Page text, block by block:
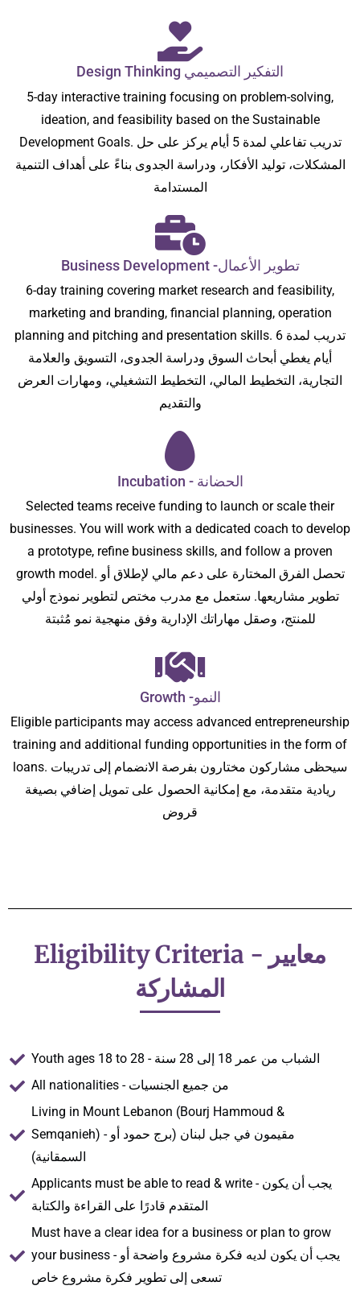
Design Thinking التفكير التصميمي
5-day interactive training focusing on problem-solving,
ideation, and feasibility based on the Sustainable
Development Goals. تدريب تفاعلي لمدة 5 أيام يركز على حل
المشكلات، توليد الأفكار، ودراسة الجدوى بناءً على أهداف التنمية
المستدامة
Business Development -تطوير الأعمال
6-day training covering market research and feasibility,
marketing and branding, financial planning, operation
planning and pitching and presentation skills. تدريب لمدة 6
أيام يغطي أبحاث السوق ودراسة الجدوى، التسويق والعلامة
التجارية، التخطيط المالي، التخطيط التشغيلي، ومهارات العرض
والتقديم
Incubation - الحضانة
Selected teams receive funding to launch or scale their
businesses. You will work with a dedicated coach to develop
a prototype, refine business skills, and follow a proven
growth model. تحصل الفرق المختارة على دعم مالي لإطلاق أو
تطوير مشاريعها. ستعمل مع مدرب مختص لتطوير نموذج أولي
للمنتج، وصقل مهاراتك الإدارية وفق منهجية نمو مُثبتة
Growth -النمو
Eligible participants may access advanced entrepreneurship
training and additional funding opportunities in the form of
loans. سيحظى مشاركون مختارون بفرصة الانضمام إلى تدريبات
ريادية متقدمة، مع إمكانية الحصول على تمويل إضافي بصيغة
قروض
Eligibility Criteria - معايير
Youth ages 18 to 28 - الشباب من عمر 18 إلى 28 سنة
All nationalities - من جميع الجنسيات
Living in Mount Lebanon (Bourj Hammoud &
Semqanieh) - مقيمون في جبل لبنان (برج حمود أو
السمقانية)
Applicants must be able to read & write - يجب أن يكون
المتقدم قادرًا على القراءة والكتابة
Must have a clear idea for a business or plan to grow
your business - يجب أن يكون لديه فكرة مشروع واضحة أو
تسعى إلى تطوير فكرة مشروع خاص